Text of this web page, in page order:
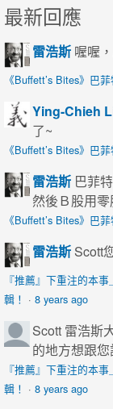
最新回應
雷浩斯 喔喔
《Buffett’s Bites》巴
Ying-Chieh
了~
《Buffett’s Bites》巴
雷浩斯 巴菲
然後Ｂ股用
《Buffett’s Bites》巴
雷浩斯 Scott
『推薦』下重注的本
輯！ · 8 years ago
Scott 雷浩斯
的地方想跟
『推薦』下重注的本
輯！ · 8 years ago